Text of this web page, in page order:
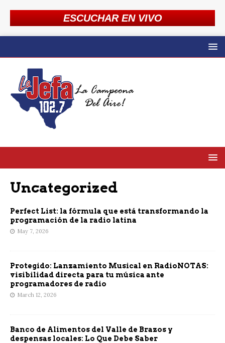
ESCUCHAR EN VIVO
Uncategorized
Perfect List: la fórmula que está transformando la
programación de la radio latina
May 7, 2026
Protegido: Lanzamiento Musical en RadioNOTAS:
visibilidad directa para tu música ante
programadores de radio
March 12, 2026
Banco de Alimentos del Valle de Brazos y
despensas locales: Lo Que Debe Saber